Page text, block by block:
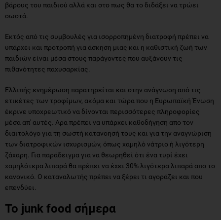
βάρους του παιδιού αλλά και στο πως θα το διδάξει να τρώει
σωστά.
Εκτός από τις συμβουλές για ισορροπημένη διατροφή πρέπει να
υπάρχει και προτροπή για άσκηση μιας και η καθιστική ζωή των
παιδιών είναι μέσα στους παράγοντες που αυξάνουν τις
πιθανότητες παχυσαρκίας.
Ελλιπής ενημέρωση παρατηρείται και στην ανάγνωση από τις
ετικέτες των τροφίμων, ακόμα και τώρα που η Ευρωπαϊκή Ένωση
έκρινε υποχρεωτικό να δίνονται περισσότερες πληροφορίες
μέσα απ' αυτές. Αρα πρέπει να υπάρχει καθοδήγηση απο τον
διαιτολόγο για τη σωστή κατανοησή τους και για την αναγνώριση
των διατροφικών ισχυρισμών, όπως χαμηλό νάτριο ή λιγότερη
ζάχαρη. Για παράδειγμα για να θεωρηθεί ότι ένα τυρί έχει
χαμηλότερα λιπαρά θα πρέπει να έχει 30% λιγότερα λιπαρά απο το
κανονικό. Ο καταναλωτής πρέπει να ξέρει τι αγοράζει και που
επενδύει.
Το junk food σήμερα